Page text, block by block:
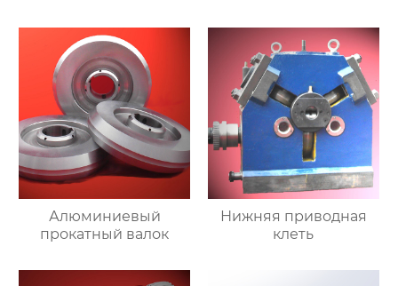
Алюминиевый
прокатный валок
Нижняя приводная
клеть